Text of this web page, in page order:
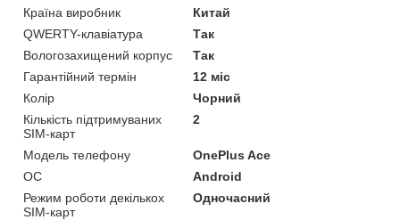
Країна виробник
Китай
QWERTY-клавіатура
Так
Вологозахищений корпус
Так
Гарантійний термін
12 міс
Колір
Чорний
Кількість підтримуваних
SIM-карт
2
Модель телефону
OnePlus Ace
ОС
Android
Режим роботи декількох
SIM-карт
Одночасний